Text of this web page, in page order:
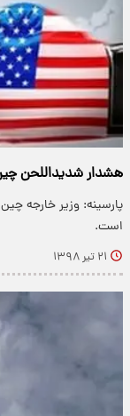
هشدار شدیداللحن
پارسینه: وزیر خارجه
است.
۲۱ تیر ۱۳۹۸